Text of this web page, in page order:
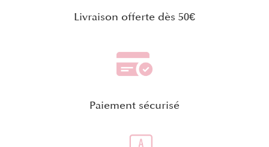
Livraison offerte dès 50€
Paiement sécurisé